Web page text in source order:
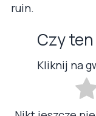
ruin.
Czy
Kliknij na